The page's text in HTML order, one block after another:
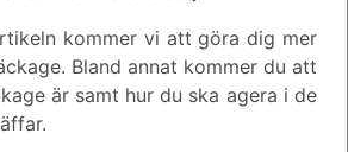
kommer vi att göra dig mer
Bland annat kommer du att
är samt hur du ska agera i de